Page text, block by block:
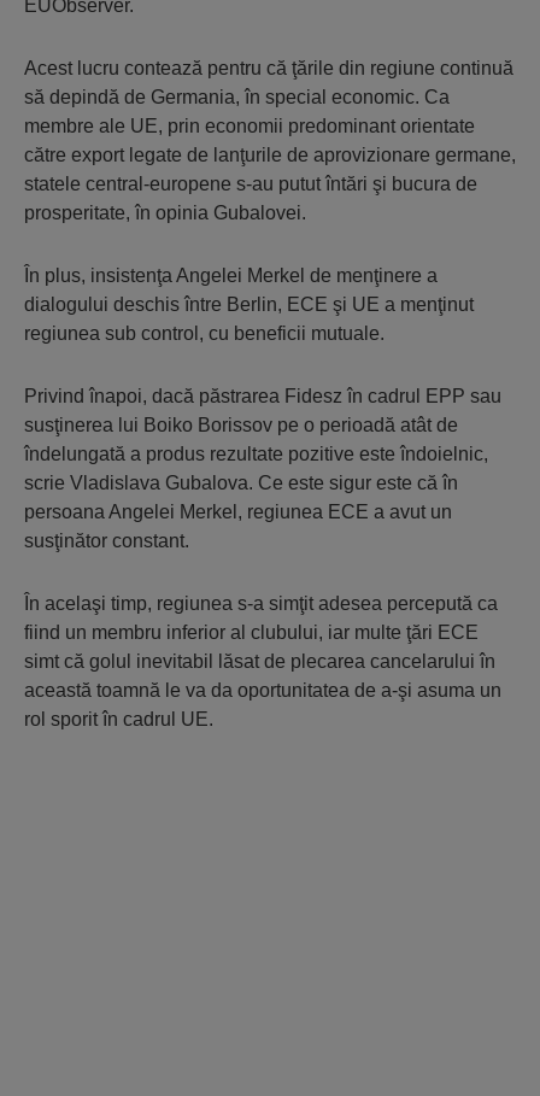
EUObserver.
Acest lucru contează pentru că ţările din regiune continuă
să depindă de Germania, în special economic. Ca
membre ale UE, prin economii predominant orientate
către export legate de lanţurile de aprovizionare germane,
statele central-europene s-au putut întări şi bucura de
prosperitate, în opinia Gubalovei.
În plus, insistenţa Angelei Merkel de menţinere a
dialogului deschis între Berlin, ECE şi UE a menţinut
regiunea sub control, cu beneficii mutuale.
Privind înapoi, dacă păstrarea Fidesz în cadrul EPP sau
susţinerea lui Boiko Borissov pe o perioadă atât de
îndelungată a produs rezultate pozitive este îndoielnic,
scrie Vladislava Gubalova. Ce este sigur este că în
persoana Angelei Merkel, regiunea ECE a avut un
susţinător constant.
În acelaşi timp, regiunea s-a simţit adesea percepută ca
fiind un membru inferior al clubului, iar multe ţări ECE
simt că golul inevitabil lăsat de plecarea cancelarului în
această toamnă le va da oportunitatea de a-şi asuma un
rol sporit în cadrul UE.